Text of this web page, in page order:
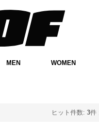
MEN WOMEN
ヒット件数: 3件